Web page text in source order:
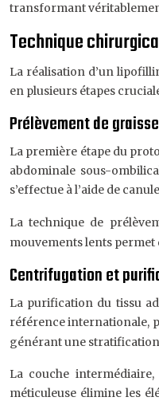
transformant
Technique
La réalisation d’un
en plusieurs étapes
Prélèvement de
La première étape du
abdominale sous-
s’effectue à l’aide de
La technique de
mouvements lents permet
Centrifugation et
La purification du tissu
référence internationale,
générant une
La couche
méticuleuse élimine les